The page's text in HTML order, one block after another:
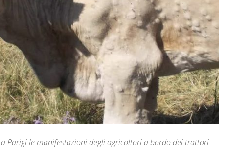
a Parigi le manifestazioni degli agricoltori a bordo dei trattori